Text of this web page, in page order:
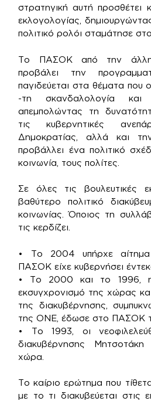
στρατηγική αυτή προσθέτει
εκλογολογίας,
πολιτικό ρολόι σταμάτησε
Το ΠΑΣΟΚ από την
προβάλει την
παγιδεύεται στα θέματα που
-τη σκανδαλολογία και
απεμπολώντας τη
τις κυβερνητικές
Δημοκρατίας, αλλά και
προβάλλει ένα πολιτικό
κοινωνία, τους πολίτες.
Σε όλες τις βουλευτικές
βαθύτερο πολιτικό
κοινωνίας. Όποιος τη
τις κερδίζει.
• Το 2004 υπήρχε αίτημα
ΠΑΣΟΚ είχε κυβερνήσει
• Το 2000 και το 1996, η
εκσυγχρονισμό της χώρας
της διακυβέρνησης,
της ΟΝΕ, έδωσε στο ΠΑΣΟΚ
• Το 1993, οι
διακυβέρνησης
χώρα.
Το καίριο ερώτημα που
με το τι διακυβεύεται στις